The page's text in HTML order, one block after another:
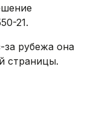
21.
рубежа она
страницы.